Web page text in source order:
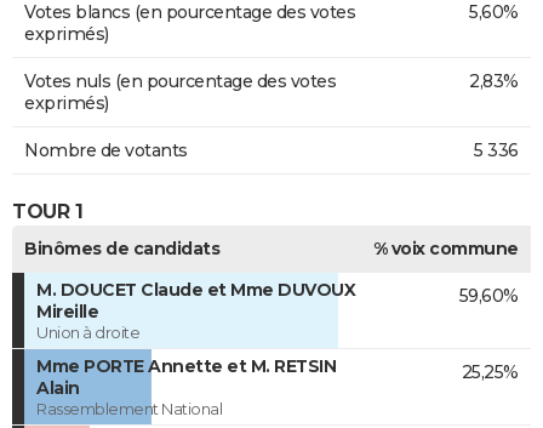
Votes blancs (en pourcentage des votes
exprimés)
5,60%
Votes nuls (en pourcentage des votes
exprimés)
2,83%
Nombre de votants 5 336
TOUR 1
Binômes de candidats
% voix commune
M. DOUCET Claude et Mme DUVOUX
Mireille
Union à droite
59,60%
Mme PORTE Annette et M. RETSIN
Alain
Rassemblement National
25,25%